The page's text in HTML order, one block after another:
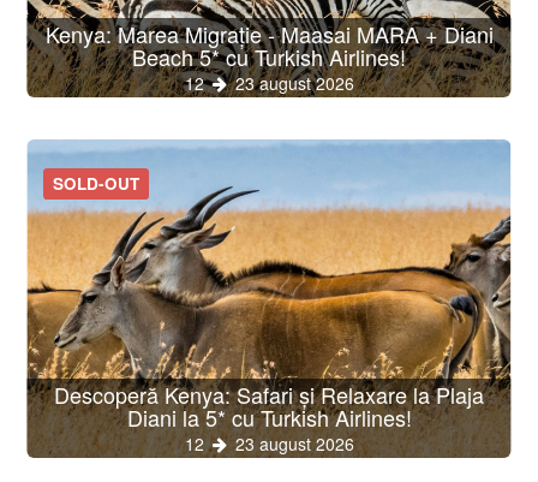
Kenya: Marea Migrație - Maasai MARA + Diani
Beach 5* cu Turkish Airlines!
12 23 august 2026
SOLD-OUT
Descoperă Kenya: Safari și Relaxare la Plaja
Diani la 5* cu Turkish Airlines!
12 23 august 2026